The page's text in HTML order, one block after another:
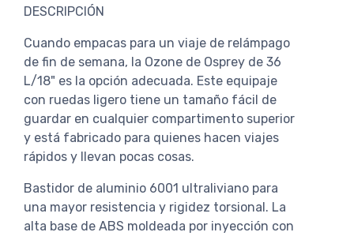
DESCRIPCIÓN
Cuando empacas para un viaje de relámpago
de fin de semana, la Ozone de Osprey de 36
L/18" es la opción adecuada. Este equipaje
con ruedas ligero tiene un tamaño fácil de
guardar en cualquier compartimento superior
y está fabricado para quienes hacen viajes
rápidos y llevan pocas cosas.
Bastidor de aluminio 6001 ultraliviano para
una mayor resistencia y rigidez torsional. La
alta base de ABS moldeada por inyección con